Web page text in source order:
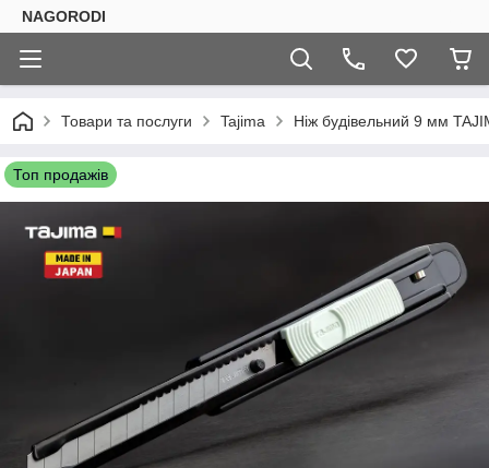
NAGORODI
Товари та послуги Tajima Ніж будівельний 9 мм
Топ продажів